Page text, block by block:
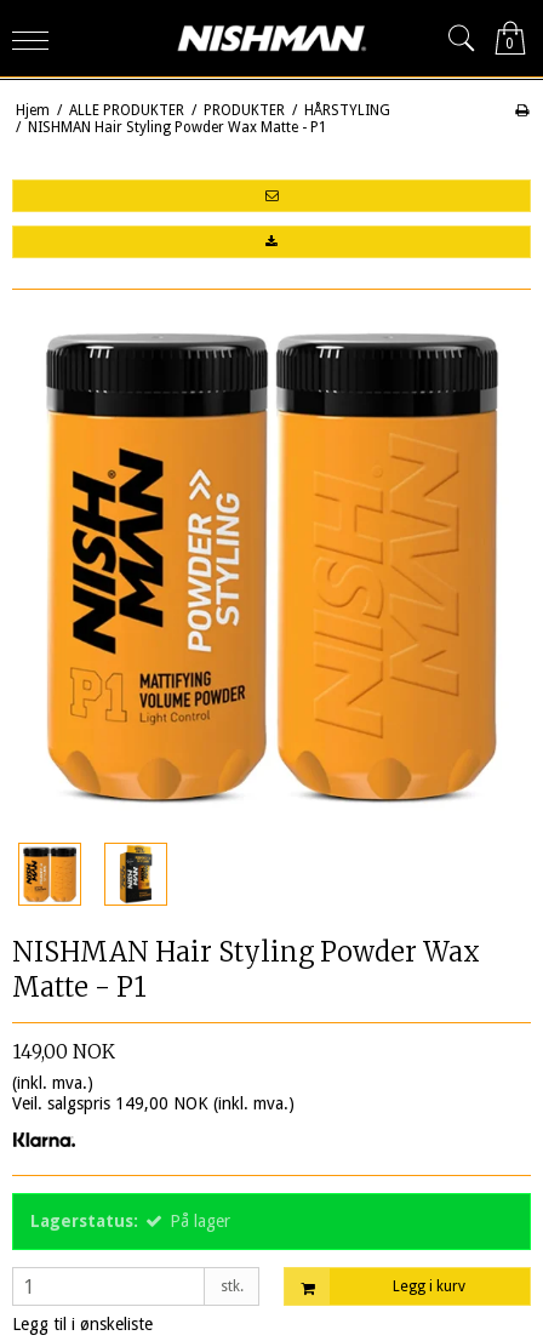
0
Hjem / ALLE PRODUKTER / PRODUKTER / HÅRSTYLING
/ NISHMAN Hair Styling Powder Wax Matte - P1
NISHMAN Hair Styling Powder Wax
Matte - P1
149,00 NOK
(inkl. mva.)
Veil. salgspris 149,00 NOK (inkl. mva.)
Lagerstatus: På lager
stk. Legg i kurv
Legg til i ønskeliste